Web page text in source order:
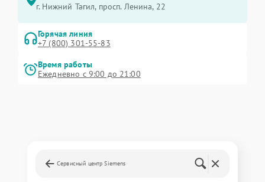
г. Нижний Тагил, просп. Ленина, 22
Горячая линия
+7 (800) 301-55-83
Время работы
Ежедневно с 9:00 до 21:00
Сервисный центр Siemens